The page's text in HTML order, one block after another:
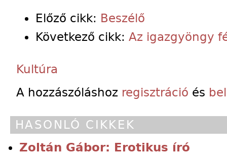
Előző cikk: Beszélő
Következő cikk: Az igazgyöngy
Kultúra
A hozzászóláshoz regisztráció és
HASONLÓ CIKKEK
Zoltán Gábor: Erotikus író